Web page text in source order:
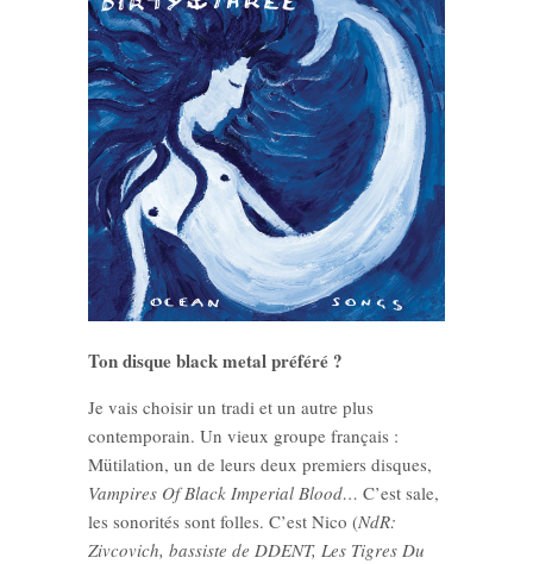
Ton disque black metal préféré ?
Je vais choisir un tradi et un autre plus
contemporain. Un vieux groupe français :
Mütilation, un de leurs deux premiers disques,
Vampires Of Black Imperial Blood… C’est sale,
les sonorités sont folles. C’est Nico (NdR:
Zivcovich, bassiste de DDENT, Les Tigres Du